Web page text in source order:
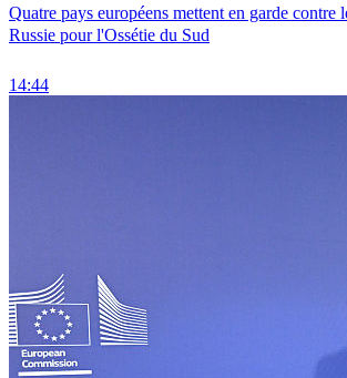
Quatre pays européens mettent en garde contre
Russie pour l'Ossétie du Sud
14:44